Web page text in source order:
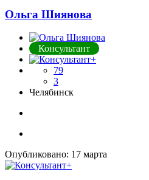
Ольга Шиянова
Консультант
79
3
Челябинск
Опубликовано: 17 марта